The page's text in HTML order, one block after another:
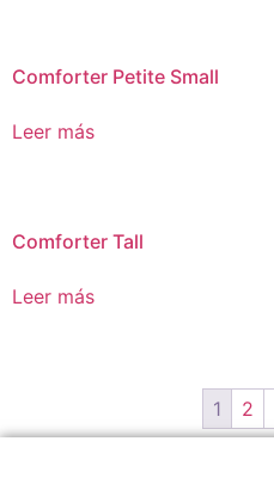
Comforter Petite Small
Leer más
Comforter Tall
Leer más
1 2